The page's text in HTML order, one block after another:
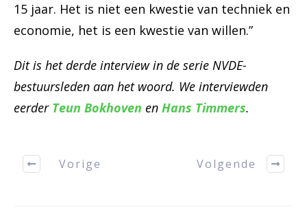
15 jaar. Het is niet een kwestie van techniek en
economie, het is een kwestie van willen.”
Dit is het derde interview in de serie NVDE-
bestuursleden aan het woord. We interviewden
eerder Teun Bokhoven en Hans Timmers.
Vorige Volgende